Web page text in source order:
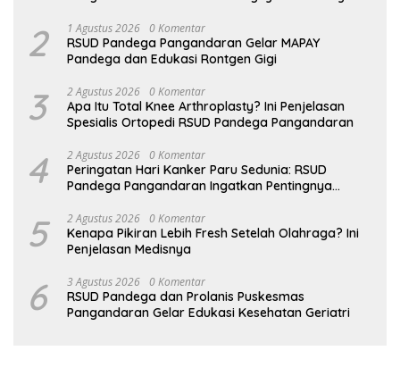
2 1 Agustus 2026 0 Komentar
RSUD Pandega Pangandaran Gelar MAPAY
Pandega dan Edukasi Rontgen Gigi
3 2 Agustus 2026 0 Komentar
Apa Itu Total Knee Arthroplasty? Ini Penjelasan
Spesialis Ortopedi RSUD Pandega Pangandaran
4 2 Agustus 2026 0 Komentar
Peringatan Hari Kanker Paru Sedunia: RSUD
Pandega Pangandaran Ingatkan Pentingnya
5 2 Agustus 2026 0 Komentar
Kenapa Pikiran Lebih Fresh Setelah Olahraga? Ini
Penjelasan Medisnya
6 3 Agustus 2026 0 Komentar
RSUD Pandega dan Prolanis Puskesmas
Pangandaran Gelar Edukasi Kesehatan Geriatri